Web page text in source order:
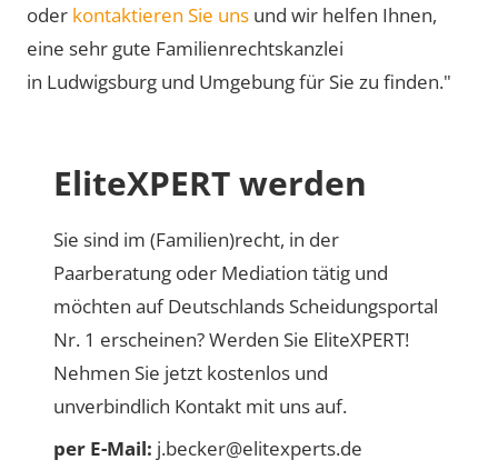
oder kontaktieren Sie uns und wir helfen Ihnen,
eine sehr gute Familienrechtskanzlei
in Ludwigsburg und Umgebung für Sie zu finden."
EliteXPERT werden
Sie sind im (Familien)recht, in der
Paarberatung oder Mediation tätig und
möchten auf Deutschlands Scheidungsportal
Nr. 1 erscheinen? Werden Sie EliteXPERT!
Nehmen Sie jetzt kostenlos und
unverbindlich Kontakt mit uns auf.
per E-Mail: j.becker@elitexperts.de